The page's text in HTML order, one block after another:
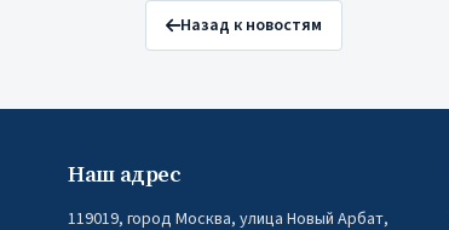
Назад к новостям
Наш адрес
119019, город Москва, улица Новый Арбат,